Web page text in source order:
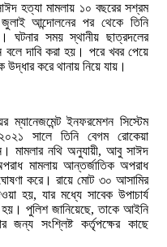
হত্যা মামলায় ১০ বছরের সশ্রম
আন্দোলনের পর থেকে তিনি
ঘটনার সময় স্থানীয় ছাত্রদলের
বলে দাবি করা হয়। পরে খবর পেয়ে
উদ্ধার করে থানায় নিয়ে যায়।
ম্যানেজমেন্ট ইনফরমেশন সিস্টেম
সালে তিনি বেগম রোকেয়া
মামলার নথি অনুযায়ী, আবু সাঈদ
মামলায় আন্তর্জাতিক অপরাধ
করে। রায়ে মোট ৩০ আসামির
হয়, যার মধ্যে সাবেক উপাচার্য
হয়। পুলিশ জানিয়েছে, তাকে আইনি
জন্য সংশ্লিষ্ট কর্তৃপক্ষের কাছে